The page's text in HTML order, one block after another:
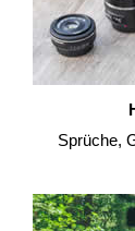
Sprüche,